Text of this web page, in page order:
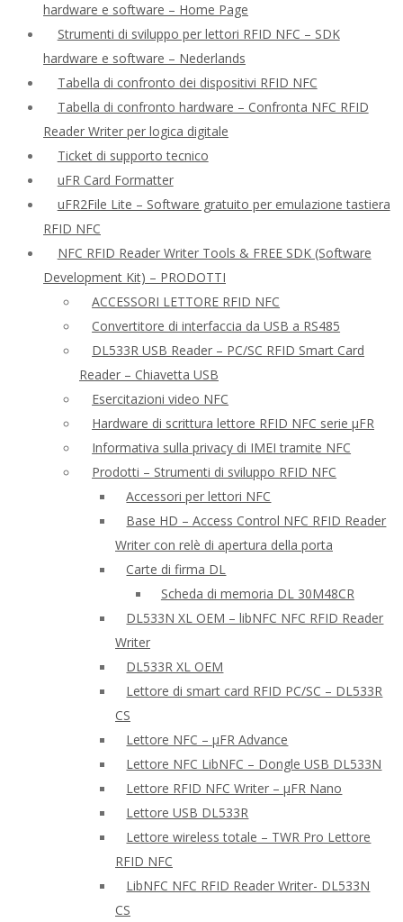
hardware e software – Home Page
Strumenti di sviluppo per lettori RFID NFC – SDK
hardware e software – Nederlands
Tabella di confronto dei dispositivi RFID NFC
Tabella di confronto hardware – Confronta NFC RFID
Reader Writer per logica digitale
Ticket di supporto tecnico
uFR Card Formatter
uFR2File Lite – Software gratuito per emulazione tastiera
RFID NFC
NFC RFID Reader Writer Tools & FREE SDK (Software
Development Kit) – PRODOTTI
ACCESSORI LETTORE RFID NFC
Convertitore di interfaccia da USB a RS485
DL533R USB Reader – PC/SC RFID Smart Card
Reader – Chiavetta USB
Esercitazioni video NFC
Hardware di scrittura lettore RFID NFC serie μFR
Informativa sulla privacy di IMEI tramite NFC
Prodotti – Strumenti di sviluppo RFID NFC
Accessori per lettori NFC
Base HD – Access Control NFC RFID Reader
Writer con relè di apertura della porta
Carte di firma DL
Scheda di memoria DL 30M48CR
DL533N XL OEM – libNFC NFC RFID Reader
Writer
DL533R XL OEM
Lettore di smart card RFID PC/SC – DL533R
CS
Lettore NFC – μFR Advance
Lettore NFC LibNFC – Dongle USB DL533N
Lettore RFID NFC Writer – μFR Nano
Lettore USB DL533R
Lettore wireless totale – TWR Pro Lettore
RFID NFC
LibNFC NFC RFID Reader Writer- DL533N
CS